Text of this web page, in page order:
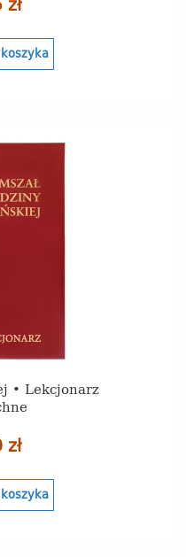
• Lekcjonarz